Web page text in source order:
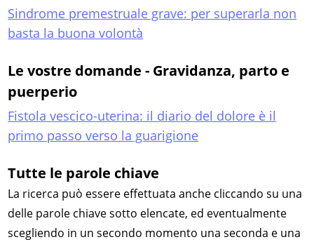
Sindrome premestruale grave: per superarla non
basta la buona volontà
Le vostre domande - Gravidanza, parto e
puerperio
Fistola vescico-uterina: il diario del dolore è il
primo passo verso la guarigione
Tutte le parole chiave
La ricerca può essere effettuata anche cliccando su una
delle parole chiave sotto elencate, ed eventualmente
scegliendo in un secondo momento una seconda e una